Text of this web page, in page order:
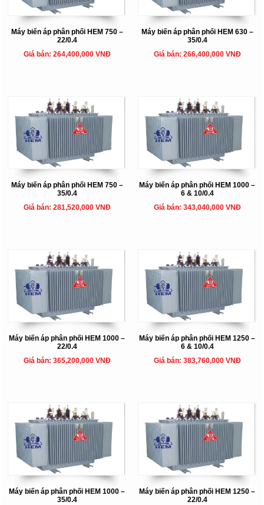
Máy biến áp phân phối HEM 750 –
22/0.4
Giá bán: 264,400,000 VNĐ
Máy biến áp phân phối HEM 630 –
35/0.4
Giá bán: 266,400,000 VNĐ
Máy biến áp phân phối HEM 750 –
35/0.4
Giá bán: 281,520,000 VNĐ
Máy biến áp phân phối HEM 1000 –
6 & 10/0.4
Giá bán: 343,040,000 VNĐ
Máy biến áp phân phối HEM 1000 –
22/0.4
Giá bán: 365,200,000 VNĐ
Máy biến áp phân phối HEM 1250 –
6 & 10/0.4
Giá bán: 383,760,000 VNĐ
Máy biến áp phân phối HEM 1000 –
35/0.4
Máy biến áp phân phối HEM 1250 –
22/0.4